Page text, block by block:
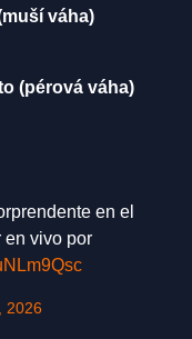
váha)
(pérová váha)
en el
en vivo por
2026